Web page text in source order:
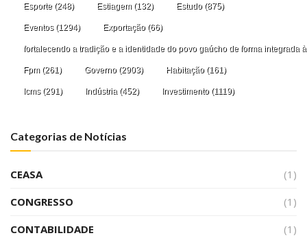
Esporte (248) Estiagem(132) Estudo(875)
Eventos(1294) Exportação(66)
fortalecendo a tradição e a identidade do povo gaúcho de forma
Fpm(261) Governo(2903) Habitação(161)
Icms(291) Indústria (452) Investimento(1119)
Categorias de Notícias
CEASA
(1)
CONGRESSO
(1)
CONTABILIDADE
(1)